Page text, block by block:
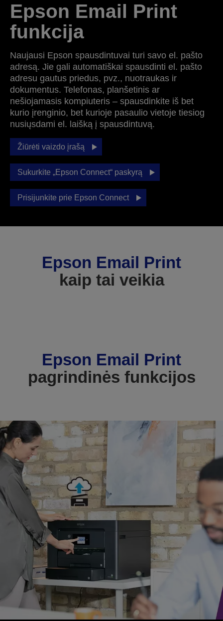
Epson Email Print
funkcija
Naujausi Epson spausdintuvai turi savo el. pašto
adresą. Jie gali automatiškai spausdinti el. pašto
adresu gautus priedus, pvz., nuotraukas ir
dokumentus. Telefonas, planšetinis ar
nešiojamasis kompiuteris – spausdinkite iš bet
kurio įrenginio, bet kurioje pasaulio vietoje tiesiog
nusiųsdami el. laišką į spausdintuvą.
Žiūrėti vaizdo įrašą
Sukurkite „Epson Connect“ paskyrą
Prisijunkite prie Epson Connect
Epson Email Print
kaip tai veikia
Epson Email Print
pagrindinės funkcijos